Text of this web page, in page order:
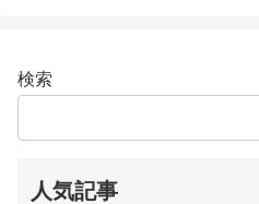
検索
人気記事